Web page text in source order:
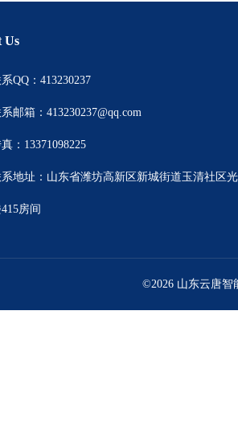
Us
QQ：413230237
邮箱：413230237@qq.com
：13371098225
地址：山东省潍坊高新区新城街道玉清社区
房间
©2026 山东云唐